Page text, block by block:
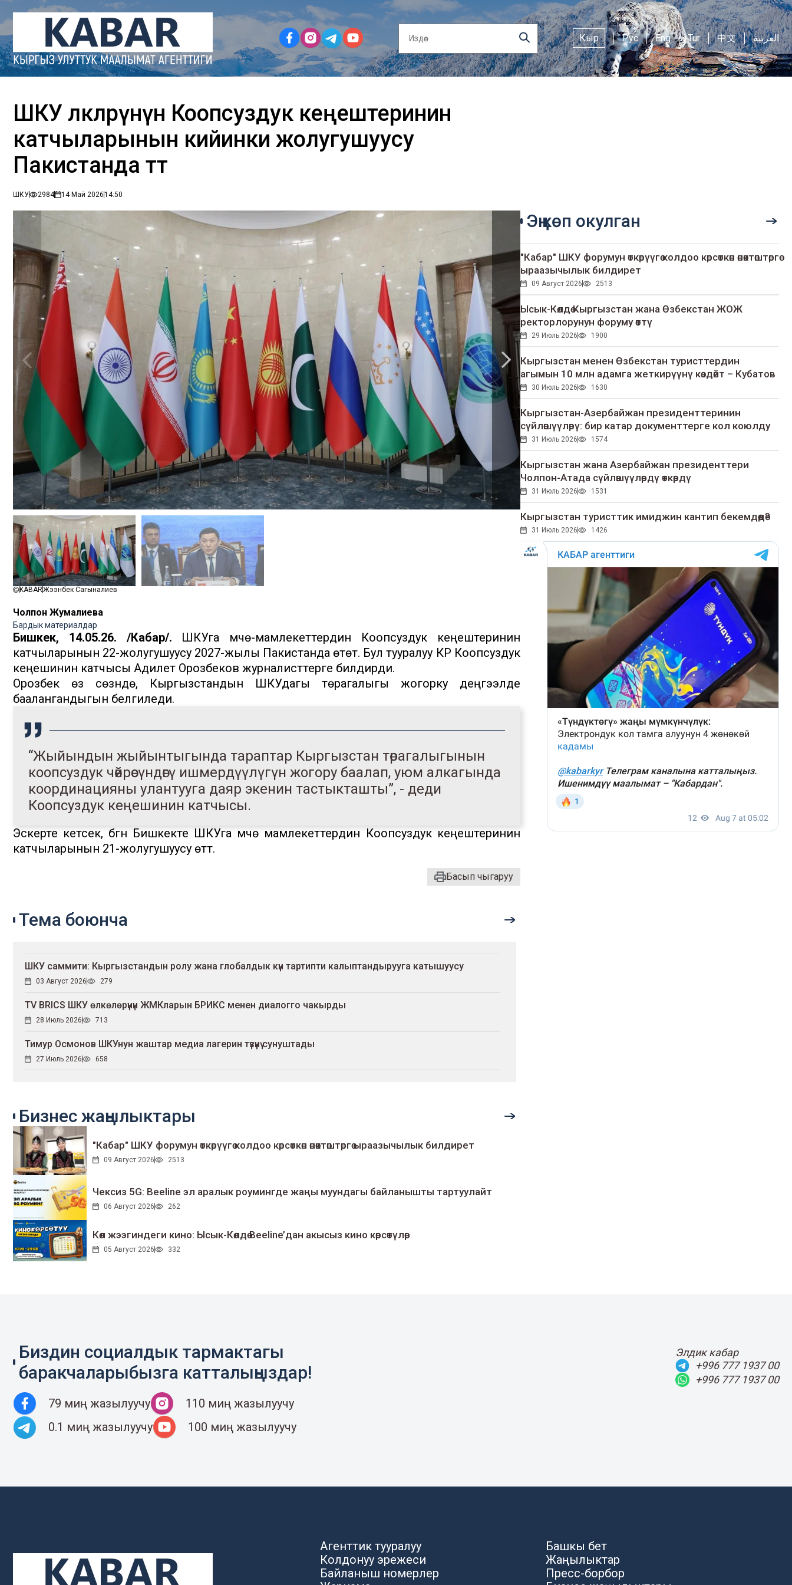
Кыр Рус Eng Tur 中文 العربية
ШКУ өлкөлөрүнүн Коопсуздук кеңештеринин
катчыларынын кийинки жолугушуусу
Пакистанда өтөт
ШКУ 2984 14 Май 202614:50
KABARЖээнбек Сагыналиев
Чолпон Жумалиева
Бардык материалдар
Бишкек, 14.05.26. /Кабар/. ШКУга мүчө-мамлекеттердин Коопсуздук кеңештеринин
катчыларынын 22-жолугушуусу 2027-жылы Пакистанда өтөт. Бул тууралуу КР Коопсуздук
кеңешинин катчысы Адилет Орозбеков журналисттерге билдирди.
Орозбек өз сөзүндө, Кыргызстандын ШКУдагы төрагалыгы жогорку деңгээлде
баалангандыгын белгиледи.
“Жыйындын жыйынтыгында тараптар Кыргызстан төрагалыгынын
коопсуздук чөйрөсүндөгү ишмердүүлүгүн жогору баалап, уюм алкагында
координацияны улантууга даяр экенин тастыкташты”, - деди
Коопсуздук кеңешинин катчысы.
Эскерте кетсек, бүгүн Бишкекте ШКУга мүчө мамлекеттердин Коопсуздук кеңештеринин
катчыларынын 21-жолугушуусу өттү.
Басып чыгаруу
Эң көп окулган
"Кабар" ШКУ форумун өткөрүүгө колдоо көрсөткөн өнөктөштөргө
ыраазычылык билдирет
09 Август 2026 2513
Ысык-Көлдө Кыргызстан жана Өзбекстан ЖОЖ
ректорлорунун форуму өттү
29 Июль 2026 1900
Кыргызстан менен Өзбекстан туристтердин
агымын 10 млн адамга жеткирүүнү көздөйт – Кубатов
30 Июль 2026 1630
Кыргызстан-Азербайжан президенттеринин
сүйлөшүүлөрү: бир катар документтерге кол коюлду
31 Июль 2026 1574
Кыргызстан жана Азербайжан президенттери
Чолпон-Атада сүйлөшүүлөрдү өткөрдү
31 Июль 2026 1531
Кыргызстан туристтик имиджин кантип бекемдөөдө?
31 Июль 2026 1426
Тема боюнча
ШКУ саммити: Кыргызстандын ролу жана глобалдык күн тартипти калыптандырууга катышуусу
03 Август 2026 279
TV BRICS ШКУ өлкөлөрүнүн ЖМКларын БРИКС менен диалогго чакырды
28 Июль 2026 713
Тимур Осмонов ШКУнун жаштар медиа лагерин түзүүнү сунуштады
27 Июль 2026 658
Бизнес жаңылыктары
"Кабар" ШКУ форумун өткөрүүгө колдоо көрсөткөн өнөктөштөргө ыраазычылык билдирет
09 Август 2026 2513
Чексиз 5G: Beeline эл аралык роумингде жаңы муундагы байланышты тартуулайт
06 Август 2026 262
Көл жээгиндеги кино: Ысык-Көлдө Beeline’дан акысыз кино көрсөтүлөр
05 Август 2026 332
Биздин социалдык тармактагы
баракчаларыбызга катталыңыздар!
79 миң жазылуучу
110 миң жазылуучу
0.1 миң жазылуучу
100 миң жазылуучу
Элдик кабар
+996 777 1937 00
+996 777 1937 00
Агенттик тууралуу
Колдонуу эрежеси
Байланыш номерлер
Башкы бет
Жаңылыктар
Пресс-борбор